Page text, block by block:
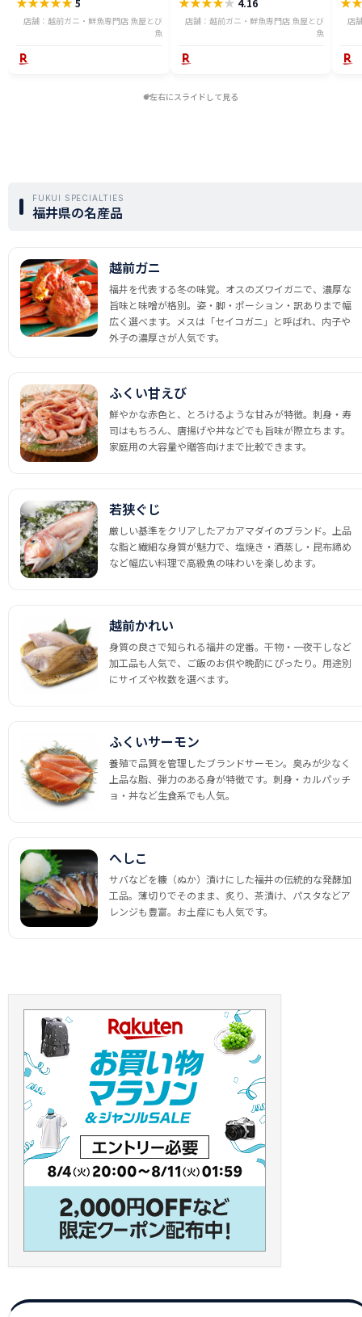
ニ 越前 かに 送料無料 etz-900w
店舗：越前ガニ・鮮魚専門店 魚屋とび
魚
切身 ses2301-12ka
店舗：越前ガニ・鮮魚専門店 魚屋とび
魚
店
左右にスライドして見る
FUKUI SPECIALTIES
福井県の名産品
越前ガニ
福井を代表する冬の味覚。オスのズワイガニで、濃厚な
旨味と味噌が格別。姿・脚・ポーション・訳ありまで幅
広く選べます。メスは「セイコガニ」と呼ばれ、内子や
外子の濃厚さが人気です。
ふくい甘えび
鮮やかな赤色と、とろけるような甘みが特徴。刺身・寿
司はもちろん、唐揚げや丼などでも旨味が際立ちます。
家庭用の大容量や贈答向けまで比較できます。
若狭ぐじ
厳しい基準をクリアしたアカアマダイのブランド。上品
な脂と繊細な身質が魅力で、塩焼き・酒蒸し・昆布締め
など幅広い料理で高級魚の味わいを楽しめます。
越前かれい
身質の良さで知られる福井の定番。干物・一夜干しなど
加工品も人気で、ご飯のお供や晩酌にぴったり。用途別
にサイズや枚数を選べます。
ふくいサーモン
養殖で品質を管理したブランドサーモン。臭みが少なく
上品な脂、弾力のある身が特徴です。刺身・カルパッチ
ョ・丼など生食系でも人気。
へしこ
サバなどを糠（ぬか）漬けにした福井の伝統的な発酵加
工品。薄切りでそのまま、炙り、茶漬け、パスタなどア
レンジも豊富。お土産にも人気です。